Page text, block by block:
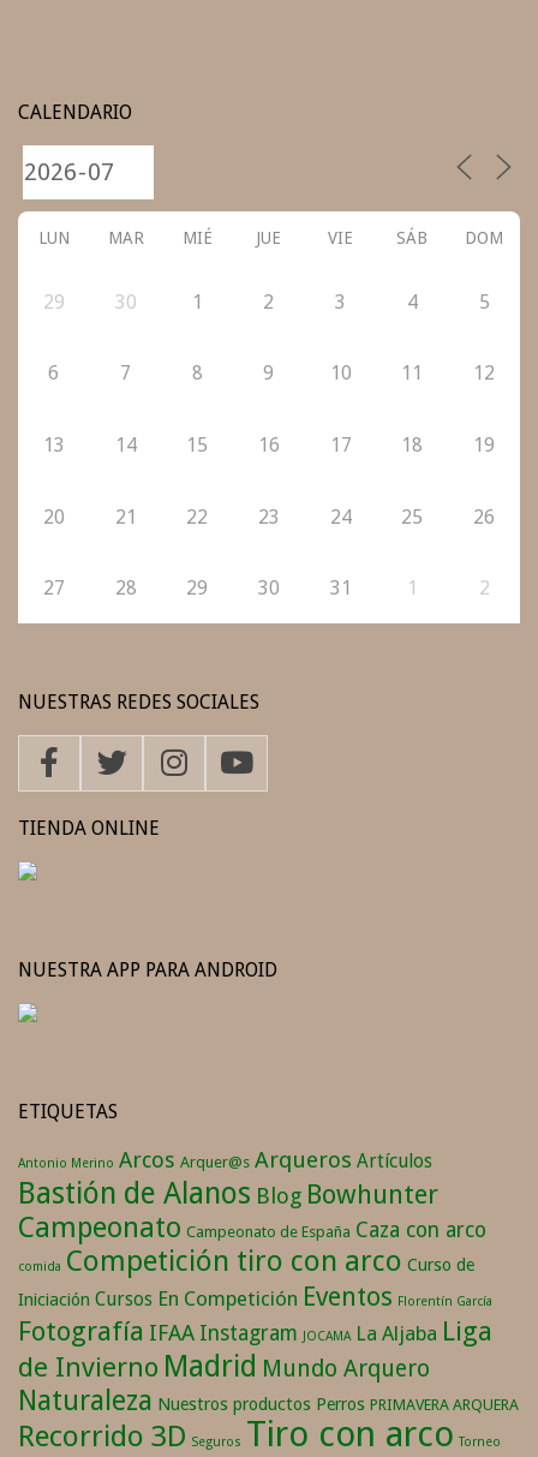
CALENDARIO
LUN MAR MIÉ JUE VIE SÁB DOM
29 30 1 2 3 4 5
6 7 8 9 10 11 12
13 14 15 16 17 18 19
20 21 22 23 24 25 26
27 28 29 30 31 1 2
NUESTRAS REDES SOCIALES
TIENDA ONLINE
NUESTRA APP PARA ANDROID
ETIQUETAS
Antonio Merino Arcos Arquer@s Arqueros Artículos
Bastión de Alanos Blog Bowhunter
Campeonato Campeonato de España Caza con arco
comida Competición tiro con arco Curso de
Iniciación Cursos En Competición Eventos Florentín García
Fotografía IFAA Instagram JOCAMA La Aljaba Liga
de Invierno Madrid Mundo Arquero
Naturaleza Nuestros productos Perros PRIMAVERA ARQUERA
Recorrido 3D Seguros Tiro con arco Torneo